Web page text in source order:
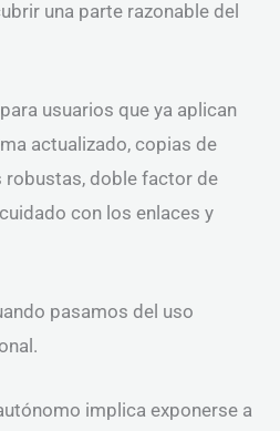
una parte razonable del
usuarios que ya aplican
actualizado, copias de
robustas, doble factor de
con los enlaces y
pasamos del uso
implica exponerse a